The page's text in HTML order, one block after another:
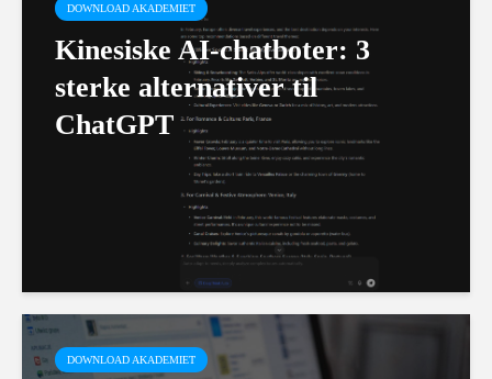
DOWNLOAD AKADEMIET
Kinesiske AI-chatboter: 3
sterke alternativer til
ChatGPT
DOWNLOAD AKADEMIET